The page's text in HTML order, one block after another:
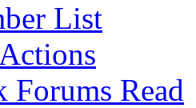
List
Forums Read